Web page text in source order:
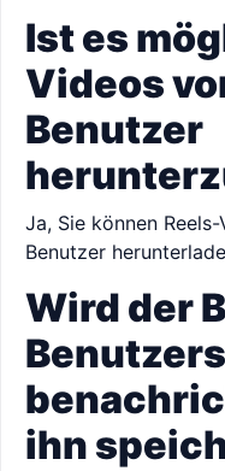
Ist es
Videos
Benutzer
Ja, Sie können
Benutzer
Wird der
Benutzers
ihn